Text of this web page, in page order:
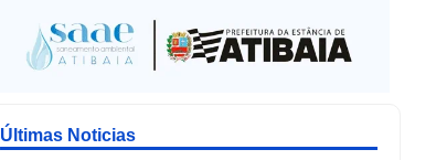
Últimas Noticias